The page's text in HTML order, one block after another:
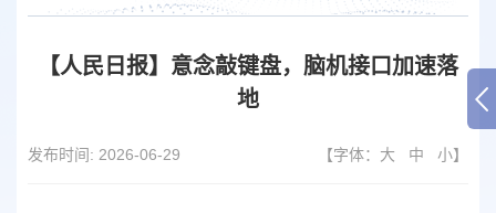
【人民日报】意念敲键盘，脑机接口加速落
地
发布时间: 2026-06-29 【字体： 大 中 小】